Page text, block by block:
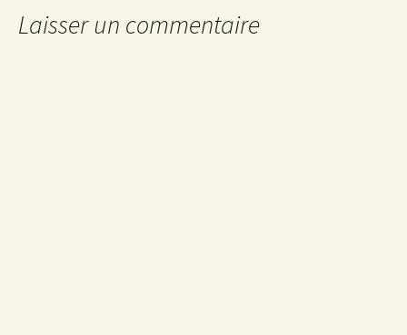
articles
Laisser un commentaire